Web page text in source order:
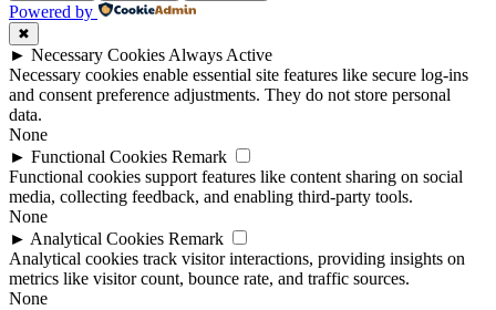
Powered by
✖
► Necessary Cookies Always Active
Necessary cookies enable essential site features like secure log-ins
and consent preference adjustments. They do not store personal
data.
None
► Functional Cookies Remark
Functional cookies support features like content sharing on social
media, collecting feedback, and enabling third-party tools.
None
► Analytical Cookies Remark
Analytical cookies track visitor interactions, providing insights on
metrics like visitor count, bounce rate, and traffic sources.
None